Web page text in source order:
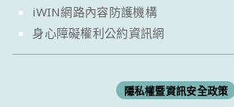
iWIN網路內容防護機構
身心障礙權利公約資訊網
隱私權暨資訊安全政策